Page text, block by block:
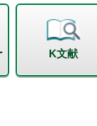
K文献